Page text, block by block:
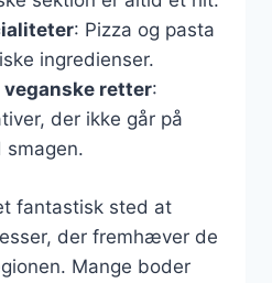
: Pizza og pasta
ingredienser.
retter:
der ikke går på
smagen.
fantastisk sted at
der fremhæver de
Mange boder